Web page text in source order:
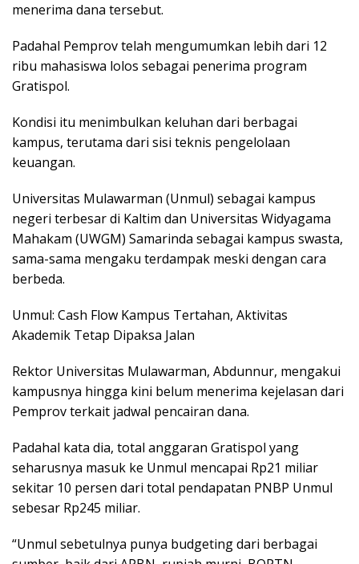
menerima dana tersebut.
Padahal Pemprov telah mengumumkan lebih dari 12
ribu mahasiswa lolos sebagai penerima program
Gratispol.
Kondisi itu menimbulkan keluhan dari berbagai
kampus, terutama dari sisi teknis pengelolaan
keuangan.
Universitas Mulawarman (Unmul) sebagai kampus
negeri terbesar di Kaltim dan Universitas Widyagama
Mahakam (UWGM) Samarinda sebagai kampus swasta,
sama-sama mengaku terdampak meski dengan cara
berbeda.
Unmul: Cash Flow Kampus Tertahan, Aktivitas
Akademik Tetap Dipaksa Jalan
Rektor Universitas Mulawarman, Abdunnur, mengakui
kampusnya hingga kini belum menerima kejelasan dari
Pemprov terkait jadwal pencairan dana.
Padahal kata dia, total anggaran Gratispol yang
seharusnya masuk ke Unmul mencapai Rp21 miliar
sekitar 10 persen dari total pendapatan PNBP Unmul
sebesar Rp245 miliar.
“Unmul sebetulnya punya budgeting dari berbagai